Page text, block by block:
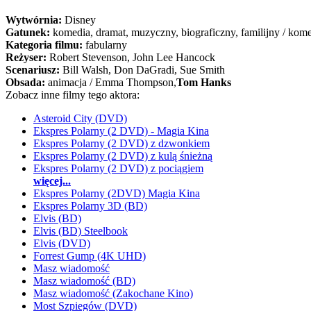
Wytwórnia: Disney
Gatunek: komedia, dramat, muzyczny, biograficzny, familijny /
Kategoria filmu: fabularny
Reżyser: Robert Stevenson, John Lee Hancock
Scenariusz: Bill Walsh, Don DaGradi, Sue Smith
Obsada: animacja / Emma Thompson,Tom Hanks
Zobacz inne filmy tego aktora:
Asteroid City (DVD)
Ekspres Polarny (2 DVD) - Magia Kina
Ekspres Polarny (2 DVD) z dzwonkiem
Ekspres Polarny (2 DVD) z kulą śnieżną
Ekspres Polarny (2 DVD) z pociągiem
więcej...
Ekspres Polarny (2DVD) Magia Kina
Ekspres Polarny 3D (BD)
Elvis (BD)
Elvis (BD) Steelbook
Elvis (DVD)
Forrest Gump (4K UHD)
Masz wiadomość
Masz wiadomość (BD)
Masz wiadomość (Zakochane Kino)
Most Szpiegów (DVD)